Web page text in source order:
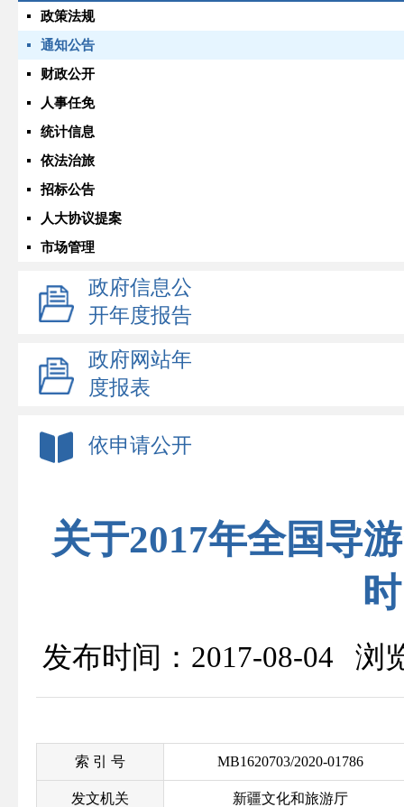
政策法规
通知公告
财政公开
人事任免
统计信息
依法治旅
招标公告
人大协议提案
市场管理
政府信息公
开年度报告
政府网站年
度报表
依申请公开
关于2017年全国导
发布时间：2017-08-04 浏
索 引 号 MB1620703/2020-01786
发文机关 新疆文化和旅游厅